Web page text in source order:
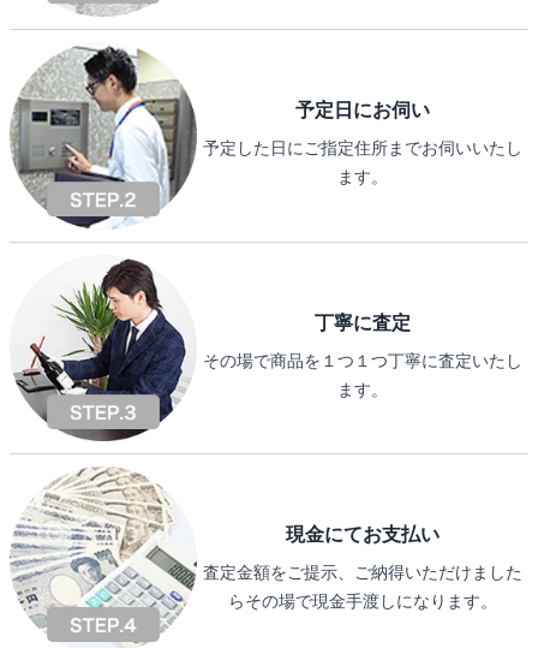
予定日にお伺い
予定した日にご指定住所までお伺いいたし
ます。
丁寧に査定
その場で商品を１つ１つ丁寧に査定いたし
ます。
現金にてお支払い
査定金額をご提示、ご納得いただけました
らその場で現金手渡しになります。